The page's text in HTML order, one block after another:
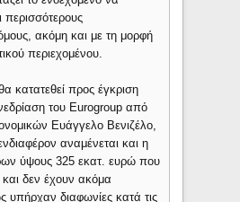
περισσότερους
ακόμη και με τη μορφή
περιεχομένου.
κατατεθεί προς έγκριση
του Eurogroup από
Ευάγγελο Βενιζέλο,
αναμένεται και η
ύψους 325 εκατ. ευρώ που
δεν έχουν ακόμα
υπήρχαν διαφωνίες κατά τις